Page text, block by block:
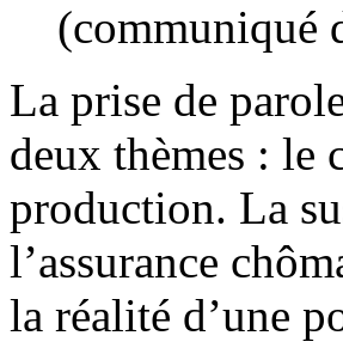
(communiqué
La prise de
deux thèmes : le
production. La
l’assurance
la réalité d’une